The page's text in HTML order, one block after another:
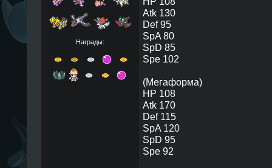
Награды:
Atk 130
Def 95
SpA 80
SpD 85
Spe 102
(Мегаформа)
HP 108
Atk 170
Def 115
SpA 120
SpD 95
Spe 92